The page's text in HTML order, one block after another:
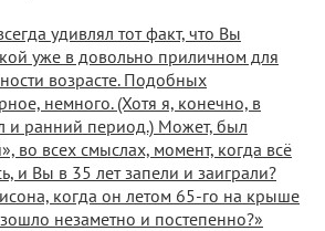
удивлял тот факт, что Вы
уже в довольно приличном для
возрасте. Подобных
немного. (Хотя я, конечно, в
и ранний период.) Может, был
во всех смыслах, момент, когда всё
и Вы в 35 лет запели и заиграли?
когда он летом 65-го на крыше
незаметно и постепенно?»